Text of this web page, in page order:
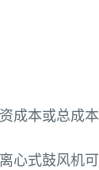
成本或总成本
心式鼓风机可